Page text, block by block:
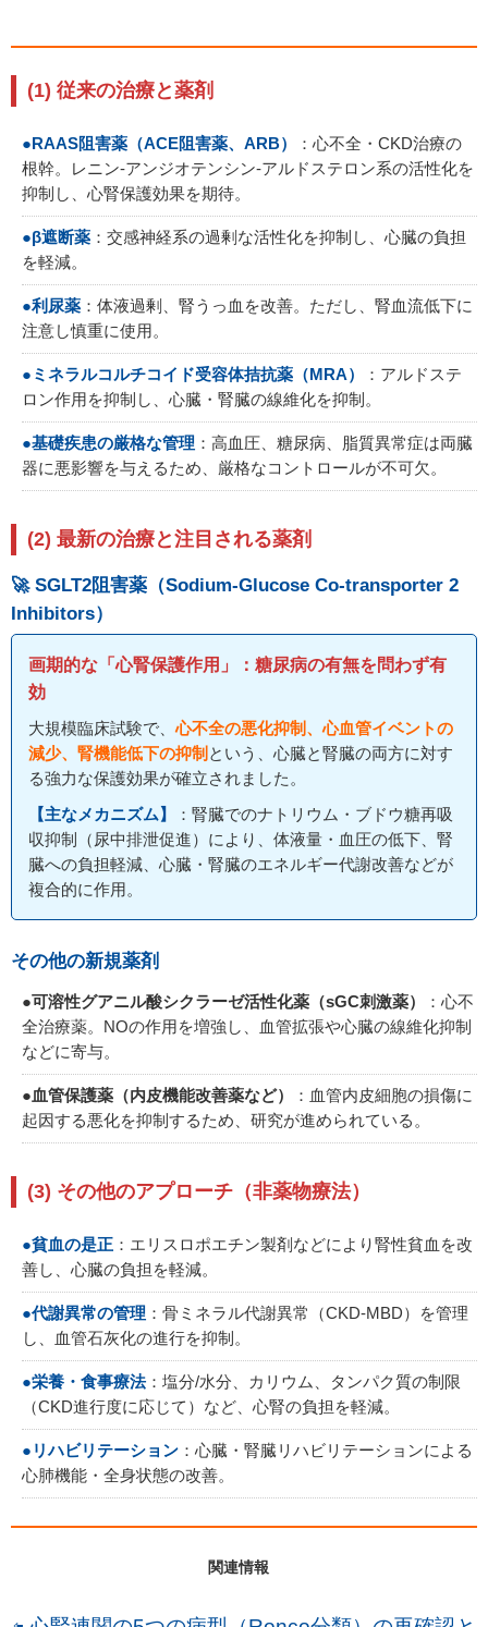
(1) 従来の治療と薬剤
●RAAS阻害薬（ACE阻害薬、ARB）
：心不全・CKD治療の
根幹。レニン-アンジオテンシン-アルドステロン系の活性化を
抑制し、心腎保護効果を期待。
●β遮断薬 ：交感神経系の過剰な活性化を抑制し、心臓の負担
を軽減。
●利尿薬 ：体液過剰、腎うっ血を改善。ただし、腎血流低下に
注意し慎重に使用。
●ミネラルコルチコイド受容体拮抗薬（MRA）
：アルドステ
ロン作用を抑制し、心臓・腎臓の線維化を抑制。
●基礎疾患の厳格な管理 ：高血圧、糖尿病、脂質異常症は両臓
器に悪影響を与えるため、厳格なコントロールが不可欠。
(2) 最新の治療と注目される薬剤
🚀 SGLT2阻害薬（Sodium-Glucose Co-transporter 2
Inhibitors）
画期的な「心腎保護作用」：糖尿病の有無を問わず有
効
大規模臨床試験で、心不全の悪化抑制、心血管イベントの
減少、腎機能低下の抑制 という、心臓と腎臓の両方に対す
る強力な保護効果が確立されました。
【主なメカニズム】
：腎臓でのナトリウム・ブドウ糖再吸
収抑制（尿中排泄促進）により、体液量・血圧の低下、腎
臓への負担軽減、心臓・腎臓のエネルギー代謝改善などが
複合的に作用。
その他の新規薬剤
●可溶性グアニル酸シクラーゼ活性化薬（sGC刺激薬）
：心不
全治療薬。NOの作用を増強し、血管拡張や心臓の線維化抑制
などに寄与。
●血管保護薬（内皮機能改善薬など）
：血管内皮細胞の損傷に
起因する悪化を抑制するため、研究が進められている。
(3) その他のアプローチ（非薬物療法）
●貧血の是正 ：エリスロポエチン製剤などにより腎性貧血を改
善し、心臓の負担を軽減。
●代謝異常の管理 ：骨ミネラル代謝異常（CKD-MBD）を管理
し、血管石灰化の進行を抑制。
●栄養・食事療法：塩分/水分、カリウム、タンパク質の制限
（CKD進行度に応じて）など、心腎の負担を軽減。
●リハビリテーション ：心臓・腎臓リハビリテーションによる
心肺機能・全身状態の改善。
関連情報